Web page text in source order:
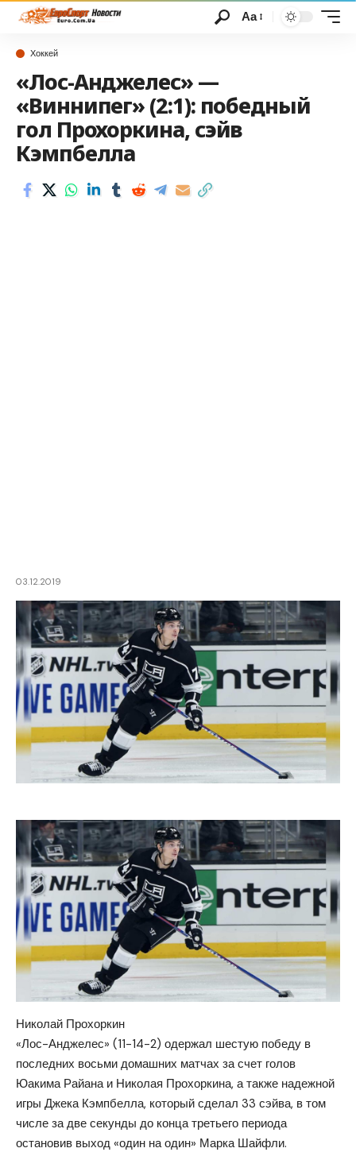
Аа
Хоккей
«Лос-Анджелес» —
«Виннипег» (2:1): победный
гол Прохоркина, сэйв
Кэмпбелла
03.12.2019
Николай Прохоркин
«Лос-Анджелес» (11-14-2) одержал шестую победу в
последних восьми домашних матчах за счет голов
Юакима Райана и Николая Прохоркина, а также надежной
игры Джека Кэмпбелла, который сделал 33 сэйва, в том
числе за две секунды до конца третьего периода
остановив выход «один на один» Марка Шайфли.